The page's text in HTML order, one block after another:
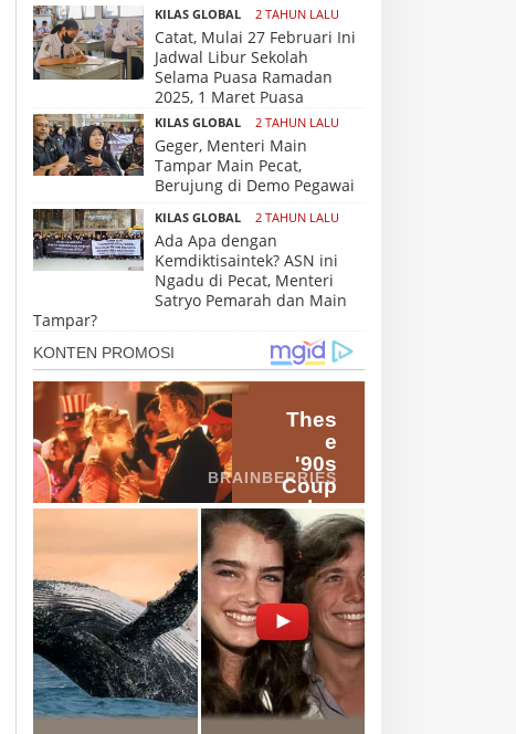
KILAS GLOBAL 2 TAHUN LALU
Catat, Mulai 27 Februari Ini
Jadwal Libur Sekolah
Selama Puasa Ramadan
2025, 1 Maret Puasa
KILAS GLOBAL 2 TAHUN LALU
Geger, Menteri Main
Tampar Main Pecat,
Berujung di Demo Pegawai
KILAS GLOBAL 2 TAHUN LALU
Ada Apa dengan
Kemdiktisaintek? ASN ini
Ngadu di Pecat, Menteri
Satryo Pemarah dan Main
Tampar?